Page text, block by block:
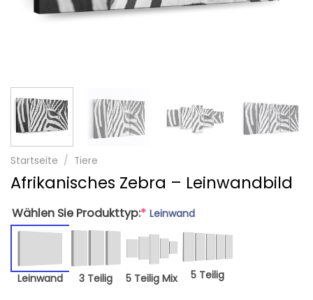
Startseite / Tiere
Afrikanisches Zebra – Leinwandbild
Wählen Sie Produkttyp:* Leinwand
Leinwand 3 Teilig 5 Teilig Mix 5 Teilig